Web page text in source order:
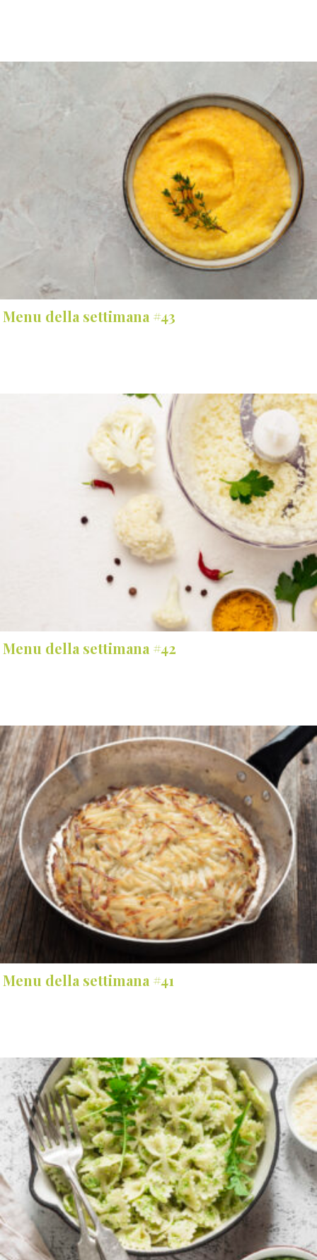
Menu della settimana #43
Menu della settimana #42
Menu della settimana #41